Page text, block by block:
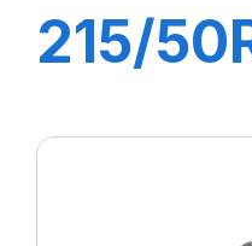
215/